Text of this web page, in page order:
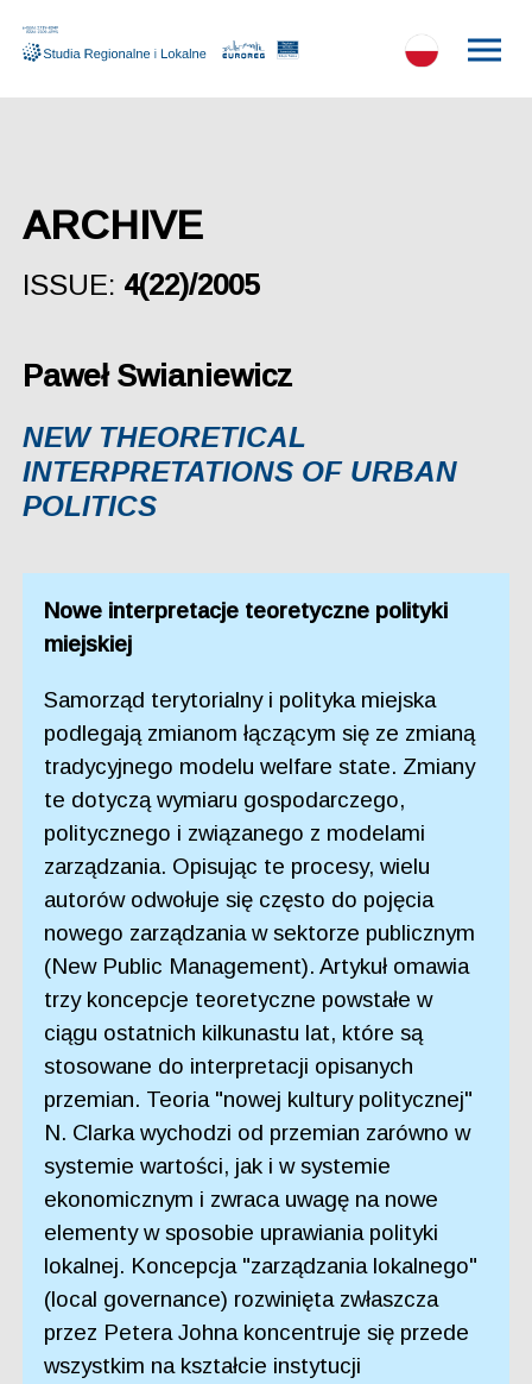
ARCHIVE
ISSUE: 4(22)/2005
Paweł Swianiewicz
NEW THEORETICAL
INTERPRETATIONS OF URBAN
POLITICS
Nowe interpretacje teoretyczne polityki
miejskiej
Samorząd terytorialny i polityka miejska
podlegają zmianom łączącym się ze zmianą
tradycyjnego modelu welfare state. Zmiany
te dotyczą wymiaru gospodarczego,
politycznego i związanego z modelami
zarządzania. Opisując te procesy, wielu
autorów odwołuje się często do pojęcia
nowego zarządzania w sektorze publicznym
(New Public Management). Artykuł omawia
trzy koncepcje teoretyczne powstałe w
ciągu ostatnich kilkunastu lat, które są
stosowane do interpretacji opisanych
przemian. Teoria "nowej kultury politycznej"
N. Clarka wychodzi od przemian zarówno w
systemie wartości, jak i w systemie
ekonomicznym i zwraca uwagę na nowe
elementy w sposobie uprawiania polityki
lokalnej. Koncepcja "zarządzania lokalnego"
(local governance) rozwinięta zwłaszcza
przez Petera Johna koncentruje się przede
wszystkim na kształcie instytucji